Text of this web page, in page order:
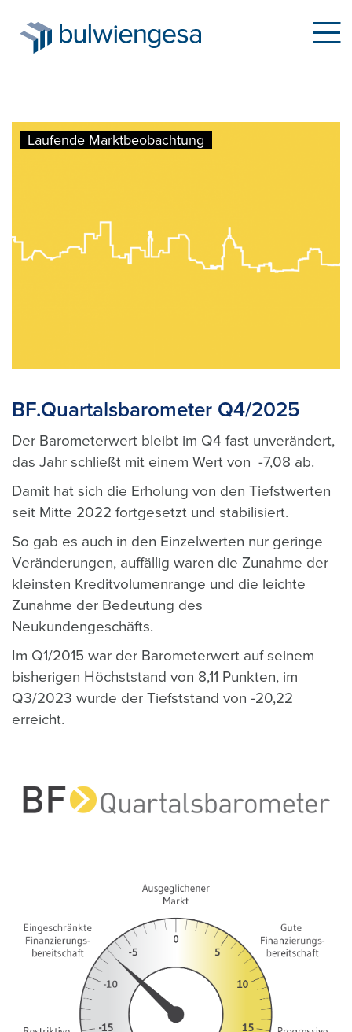
Direkt
zum
Laufende Marktbeobachtung
BF.Quartalsbarometer Q4/2025
Der Barometerwert bleibt im Q4 fast unverändert,
das Jahr schließt mit einem Wert von -7,08 ab.
Damit hat sich die Erholung von den Tiefstwerten
seit Mitte 2022 fortgesetzt und stabilisiert.
So gab es auch in den Einzelwerten nur geringe
Veränderungen, auffällig waren die Zunahme der
kleinsten Kreditvolumenrange und die leichte
Zunahme der Bedeutung des
Neukundengeschäfts.
Im Q1/2015 war der Barometerwert auf seinem
bisherigen Höchststand von 8,11 Punkten, im
Q3/2023 wurde der Tiefststand von -20,22
erreicht.